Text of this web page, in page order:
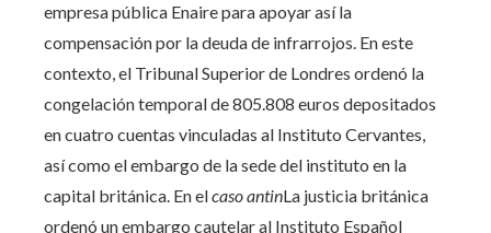
empresa pública Enaire para apoyar así la
compensación por la deuda de infrarrojos. En este
contexto, el Tribunal Superior de Londres ordenó la
congelación temporal de 805.808 euros depositados
en cuatro cuentas vinculadas al Instituto Cervantes,
así como el embargo de la sede del instituto en la
capital británica. En elcaso antinLa justicia británica
ordenó un embargo cautelar al Instituto Español